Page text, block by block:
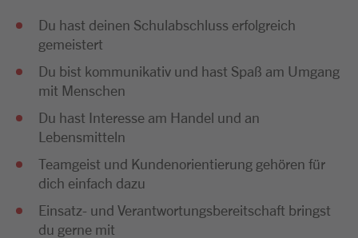
Du hast deinen Schulabschluss erfolgreich
gemeistert
Du bist kommunikativ und hast Spaß am Umgang
mit Menschen
Du hast Interesse am Handel und an
Lebensmitteln
Teamgeist und Kundenorientierung gehören für
dich einfach dazu
Einsatz- und Verantwortungsbereitschaft bringst
du gerne mit